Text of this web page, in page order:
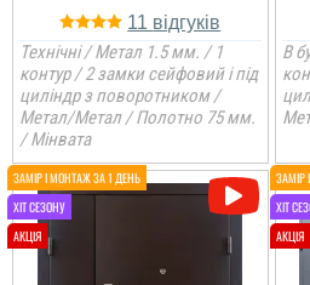
11
Технічні / Метал 1.5 мм. / 1
контур / 2 замки сейфовий і під
циліндр з поворотником /
Метал/Метал / Полотно 75 мм.
/ Мінвата
В